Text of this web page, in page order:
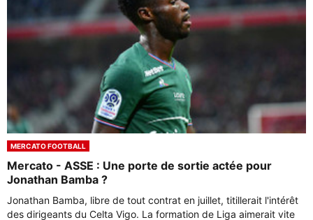
MERCATO FOOTBALL
Mercato - ASSE : Une porte de sortie actée pour
Jonathan Bamba ?
Jonathan Bamba, libre de tout contrat en juillet, titillerait l'intérêt
des dirigeants du Celta Vigo. La formation de Liga aimerait vite